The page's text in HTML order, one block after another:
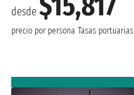
desde
precio por persona Tasas portuarias